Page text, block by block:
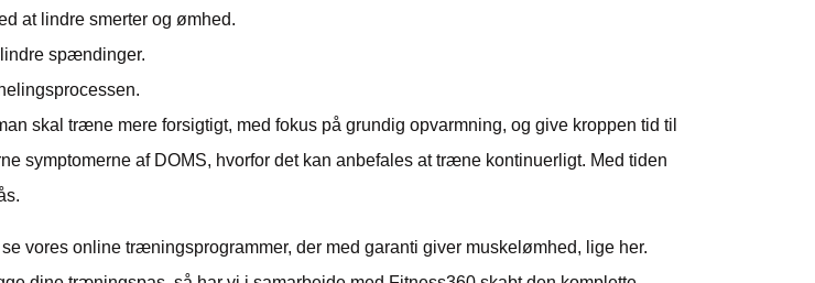
at lindre smerter og ømhed.
spændinger.
skal træne mere forsigtigt, med fokus på grundig opvarmning, og give kroppen tid til
symptomerne af DOMS, hvorfor det kan anbefales at træne kontinuerligt. Med tiden
vores online træningsprogrammer, der med garanti giver muskelømhed, lige her.